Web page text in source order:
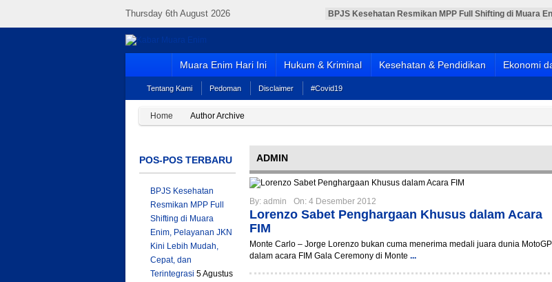
Thursday 6th August 2026
BPJS Kesehatan Resmikan MPP Full Shifting di Muara
JKN Kini Lebih Mudah, Cepat, dan Terintegrasi
Wujud Nyata Komitmen Jaga Lingkungan
Pelantikan Pengurus DPD PPNI Muara Enim Periode
Berlangsung Meriah
Muara Enim Hari Ini Hukum & Kriminal Kesehatan & Pendidikan Ekonomi
Tentang Kami Pedoman Disclaimer #Covid19
Home Author Archive
POS-POS TERBARU
BPJS Kesehatan
Resmikan MPP Full
Shifting di Muara
Enim, Pelayanan JKN
Kini Lebih Mudah,
Cepat, dan
Terintegrasi 5 Agustus
ADMIN
By: admin On: 4 Desember 2012
Lorenzo Sabet Penghargaan Khusus dalam Acara
FIM
Monte Carlo – Jorge Lorenzo bukan cuma menerima medali juara dunia MotoGP
dalam acara FIM Gala Ceremony di Monte ...